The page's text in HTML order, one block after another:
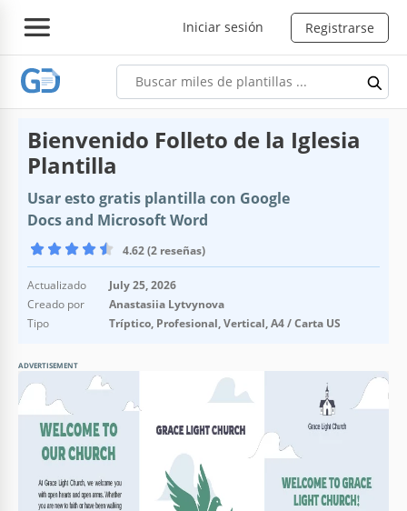
Iniciar sesión Registrarse
Bienvenido Folleto de la Iglesia
Plantilla
Usar esto gratis plantilla con Google
Docs and Microsoft Word
4.62 (2 reseñas)
Actualizado
July 25, 2026
Creado por
Anastasiia Lytvynova
Tipo
Tríptico, Profesional, Vertical, A4 / Carta US
ADVERTISEMENT